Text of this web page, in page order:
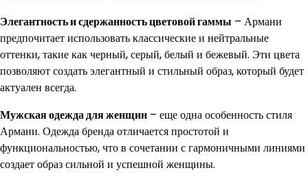
Элегантность и сдержанность цветовой гаммы – Армани
предпочитает использовать классические и нейтральные
оттенки, такие как черный, серый, белый и бежевый. Эти цвета
позволяют создать элегантный и стильный образ, который будет
актуален всегда.
Мужская одежда для женщин – еще одна особенность стиля
Армани. Одежда бренда отличается простотой и
функциональностью, что в сочетании с гармоничными линиями
создает образ сильной и успешной женщины.